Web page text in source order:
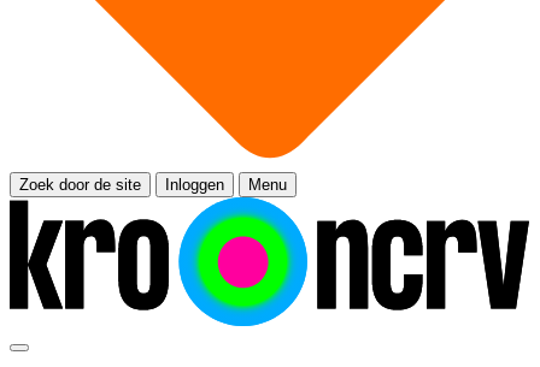
Zoek door de site Inloggen Menu